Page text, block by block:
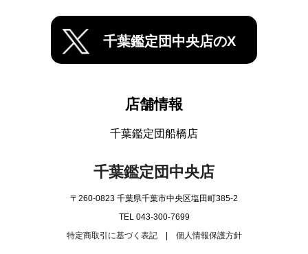
千葉鑑定団中央店のX
店舗情報
千葉鑑定団船橋店
千葉鑑定団中央店
〒260-0823 千葉県千葉市中央区塩田町385-2
TEL 043-300-7699
特定商取引に基づく表記| 個人情報保護方針